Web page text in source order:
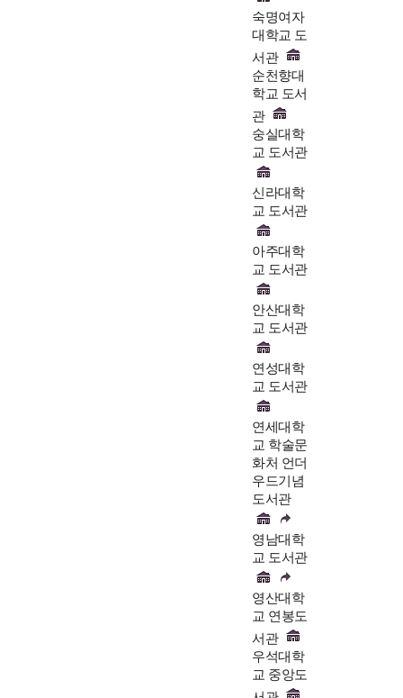
숙명여자
대학교 도
서관
순천향대
학교 도서
관
숭실대학
교 도서관
신라대학
교 도서관
아주대학
교 도서관
안산대학
교 도서관
연성대학
교 도서관
연세대학
교 학술문
화처 언더
우드기념
도서관
영남대학
교 도서관
영산대학
교 연봉도
서관
우석대학
교 중앙도